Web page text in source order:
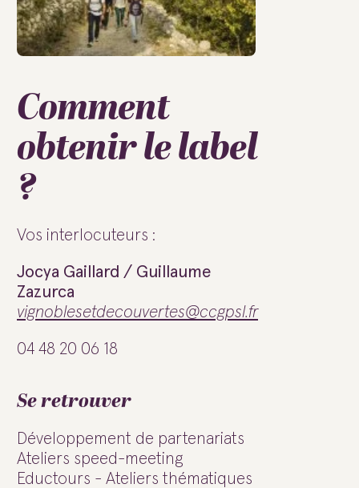
Comment
obtenir le label
?
Vos interlocuteurs :
Jocya Gaillard / Guillaume
Zazurca
vignoblesetdecouvertes@ccgpsl.fr
04 48 20 06 18
Se retrouver
Développement de partenariats
Ateliers speed-meeting
Eductours - Ateliers thématiques